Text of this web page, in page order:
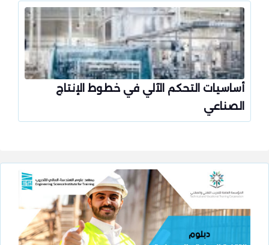
أساسيات التحكم الآلي في خطوط الإنتاج
الصناعي